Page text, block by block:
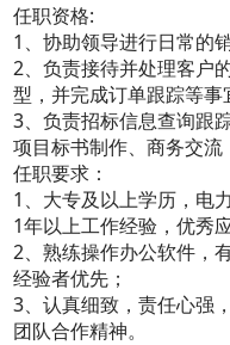
任职资格:
1、协助领导进行日常的
2、负责接待并处理客户
型，并完成订单跟踪等事
3、负责招标信息查询跟
项目标书制作、商务交流
任职要求：
1、大专及以上学历，电
1年以上工作经验，优秀
2、熟练操作办公软件，
经验者优先；
3、认真细致，责任心强
团队合作精神。